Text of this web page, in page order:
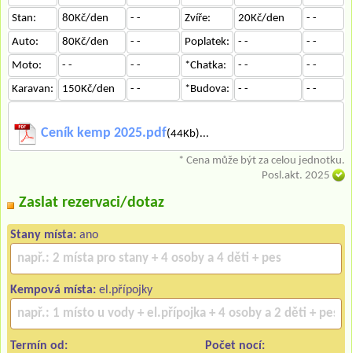
Stan:
80Kč/den - - Zvíře: 20Kč/den
- -
Auto:
80Kč/den - - Poplatek: - -
- -
Moto:
- - - - *Chatka: - -
- -
Karavan:
150Kč/den - - *Budova: - - - -
Ceník kemp 2025.pdf(44Kb)...
* Cena může být za celou jednotku.
Posl.akt. 2025
Zaslat rezervaci/dotaz
Stany místa: ano
Kempová místa: el.přípojky
Termín od: Počet nocí: